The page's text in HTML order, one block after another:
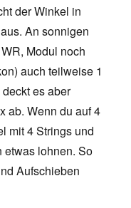
der Winkel in
An sonnigen
Modul noch
auch teilweise 1
es aber
ab. Wenn du auf 4
mit 4 Strings und
etwas lohnen. So
Aufschieben